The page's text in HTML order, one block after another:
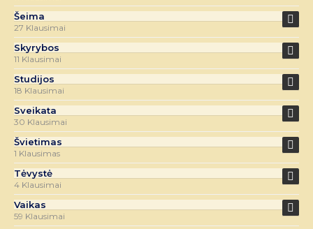
Šeima
27 Klausimai
Skyrybos
11 Klausimai
Studijos
18 Klausimai
Sveikata
30 Klausimai
Švietimas
1 Klausimas
Tėvystė
4 Klausimai
Vaikas
59 Klausimai